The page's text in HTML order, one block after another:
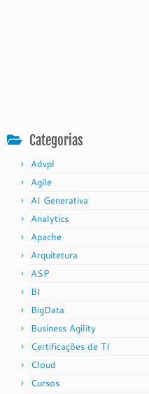
Categorias
Advpl
Agile
AI Generativa
Analytics
Apache
Arquitetura
ASP
BI
BigData
Business Agility
Certificações de TI
Cloud
Cursos